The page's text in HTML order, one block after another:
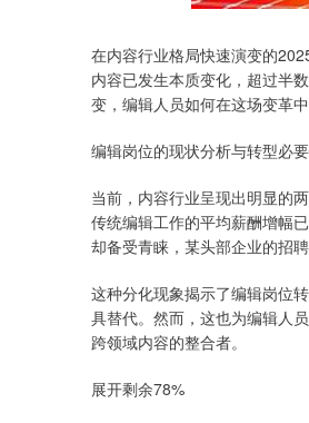
在内容行业格局快速演变的
内容已发生本质变化，超过半
变，编辑人员如何在这场变革
编辑岗位的现状分析与转型必
当前，内容行业呈现出明显的
传统编辑工作的平均薪酬增幅
却备受青睐，某头部企业的招
这种分化现象揭示了编辑岗位
具替代。然而，这也为编辑人
跨领域内容的整合者。
展开剩余78%